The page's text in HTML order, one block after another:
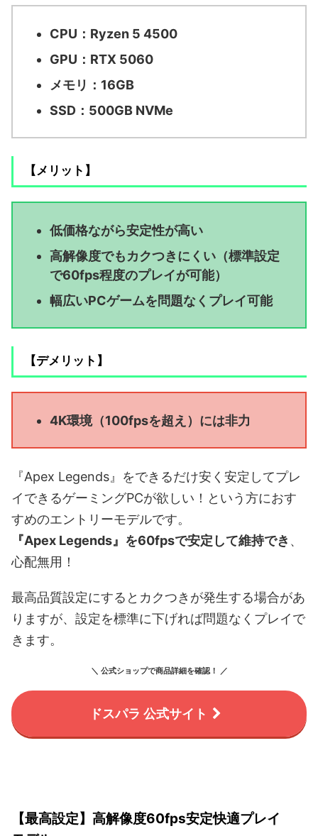
CPU：Ryzen 5 4500
GPU：RTX 5060
メモリ：16GB
SSD：500GB NVMe
【メリット】
低価格ながら安定性が高い
高解像度でもカクつきにくい（標準設定
で60fps程度のプレイが可能）
幅広いPCゲームを問題なくプレイ可能
【デメリット】
4K環境（100fpsを超え）には非力
『Apex Legends』をできるだけ安く安定してプレ
イできるゲーミングPCが欲しい！という方におす
すめのエントリーモデルです。
『Apex Legends』を60fpsで安定して維持でき 、
心配無用！
最高品質設定にするとカクつきが発生する場合があ
りますが、設定を標準に下げれば問題なくプレイで
きます。
＼ 公式ショップで商品詳細を確認！ ／
ドスパラ 公式サイト
【最高設定】高解像度60fps安定快適プレイ